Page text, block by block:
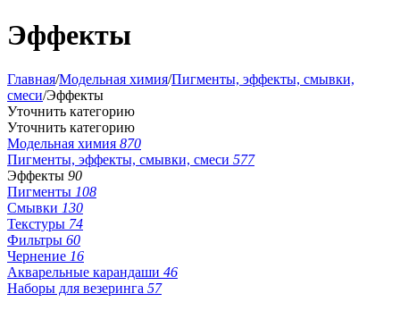
Эффекты
Главная/Модельная химия/Пигменты, эффекты, смывки,
смеси/Эффекты
Уточнить категорию
Уточнить категорию
Модельная химия 870
Пигменты, эффекты, смывки, смеси 577
Эффекты 90
Пигменты 108
Смывки 130
Текстуры 74
Фильтры 60
Чернение 16
Акварельные карандаши 46
Наборы для везеринга 57